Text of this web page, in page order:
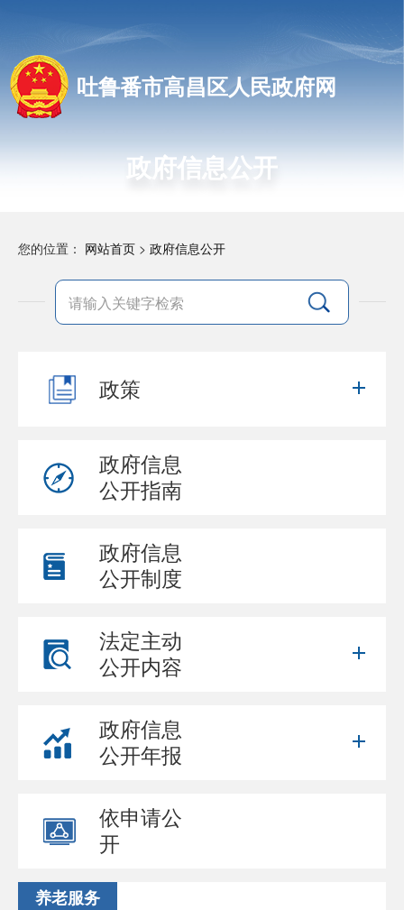
吐鲁番市高昌区人民政府网
政府信息公开
您的位置： 网站首页 > 政府信息公开
政策
政府信息
公开指南
政府信息
公开制度
法定主动
公开内容
政府信息
公开年报
依申请公
开
养老服务